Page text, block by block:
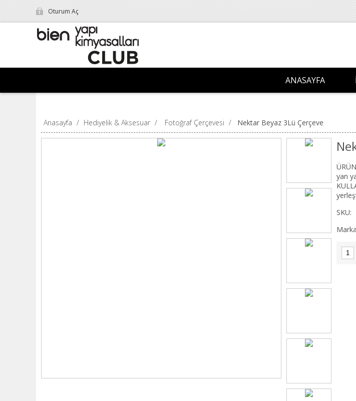
Oturum Aç
ANASAYFA
Anasayfa / Hediyelik & Aksesuar / Fotoğraf Çerçevesi / Nektar Beyaz 3Lü Çerçeve
yan
SKU: